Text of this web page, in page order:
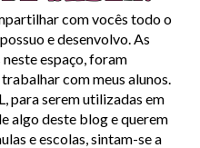
com vocês todo o
e desenvolvo. As
espaço, foram
com meus alunos.
para serem utilizadas em
algo deste blog e querem
e escolas, sintam-se a